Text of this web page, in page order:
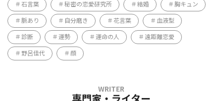
石言葉 秘密の恋愛研究所 結婚 胸キュン
脈あり 自分磨き 花言葉 血液型
診断 運勢 運命の人 遠距離恋愛
野呂佳代 顔